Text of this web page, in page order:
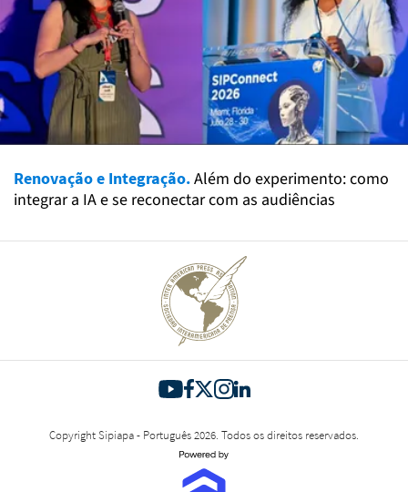
Renovação e Integração.Além do experimento: como
integrar a IA e se reconectar com as audiências
Copyright Sipiapa - Português 2026. Todos os direitos reservados.